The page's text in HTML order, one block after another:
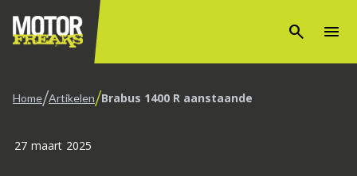
search menu
Home/Artikelen/Brabus 1400 R aanstaande
27 maart 2025